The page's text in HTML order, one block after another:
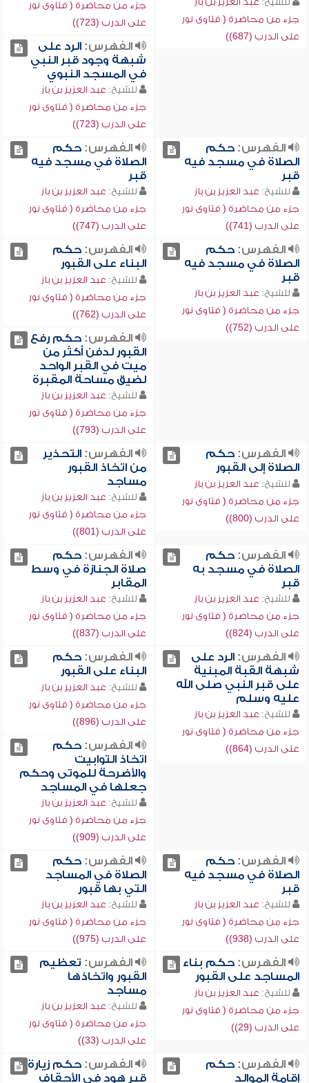
جزء من محاضرة ( فتاوى نور
على الدرب (687))
جزء من محاضرة ( فتاوى نور
على الدرب (723))
الفهرس:الرد على
شبهة وجود قبر النبي
في المسجد النبوي
للشيخ: عبد العزيز بن باز
جزء من محاضرة ( فتاوى نور
على الدرب (723))
الفهرس:حكم
الصلاة في مسجد فيه
قبر
للشيخ: عبد العزيز بن باز
جزء من محاضرة ( فتاوى نور
على الدرب (741))
الفهرس:حكم
الصلاة في مسجد فيه
قبر
للشيخ: عبد العزيز بن باز
جزء من محاضرة ( فتاوى نور
على الدرب (747))
الفهرس:حكم
الصلاة في مسجد فيه
قبر
للشيخ: عبد العزيز بن باز
جزء من محاضرة ( فتاوى نور
على الدرب (752))
الفهرس:حكم
البناء على القبور
للشيخ: عبد العزيز بن باز
جزء من محاضرة ( فتاوى نور
على الدرب (762))
الفهرس:حكم رفع
القبور لدفن أكثر من
ميت في القبر الواحد
لضيق مساحة المقبرة
للشيخ: عبد العزيز بن باز
جزء من محاضرة ( فتاوى نور
على الدرب (793))
الفهرس:حكم
الصلاة إلى القبور
للشيخ: عبد العزيز بن باز
جزء من محاضرة ( فتاوى نور
على الدرب (800))
الفهرس:التحذير
من اتخاذ القبور
مساجد
للشيخ: عبد العزيز بن باز
جزء من محاضرة ( فتاوى نور
على الدرب (801))
الفهرس:حكم
الصلاة في مسجد به
قبر
للشيخ: عبد العزيز بن باز
جزء من محاضرة ( فتاوى نور
على الدرب (824))
الفهرس:حكم
صلاة الجنازة في وسط
المقابر
للشيخ: عبد العزيز بن باز
جزء من محاضرة ( فتاوى نور
على الدرب (837))
الفهرس:الرد على
شبهة القبة المبنية
على قبر النبي صلى الله
عليه وسلم
للشيخ: عبد العزيز بن باز
جزء من محاضرة ( فتاوى نور
على الدرب (864))
الفهرس:حكم
البناء على القبور
للشيخ: عبد العزيز بن باز
جزء من محاضرة ( فتاوى نور
على الدرب (896))
الفهرس:حكم
اتخاذ التوابيت
والأضرحة للموتى وحكم
جعلها في المساجد
للشيخ: عبد العزيز بن باز
جزء من محاضرة ( فتاوى نور
على الدرب (909))
الفهرس:حكم
الصلاة في مسجد فيه
قبر
للشيخ: عبد العزيز بن باز
جزء من محاضرة ( فتاوى نور
على الدرب (938))
الفهرس:حكم
الصلاة في المساجد
التي بها قبور
للشيخ: عبد العزيز بن باز
جزء من محاضرة ( فتاوى نور
على الدرب (975))
الفهرس:حكم بناء
المساجد على القبور
للشيخ: عبد العزيز بن باز
جزء من محاضرة ( فتاوى نور
على الدرب (29))
الفهرس: تعظيم
القبور واتخاذها
مساجد
للشيخ: عبد العزيز بن باز
جزء من محاضرة ( فتاوى نور
على الدرب (33))
الفهرس:حكم
إقامة الموالد
الفهرس:حكم زيارة
قبر هود في الأحقاف